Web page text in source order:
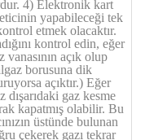
4) Elektronik kart
yapabileceği tek
etmek olacaktır.
kontrol edin, eğer
açık olup
borusuna dik
açıktır.) Eğer
dışarıdaki gaz kesme
kapatmış olabilir. Bu
üstünde bulunan
çekerek gazı tekrar